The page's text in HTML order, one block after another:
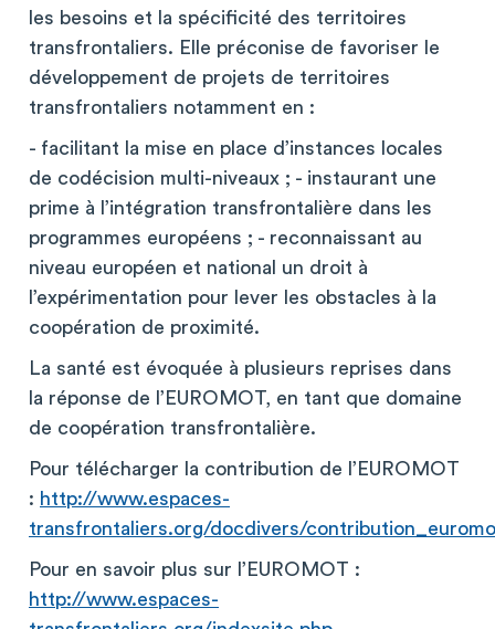
les besoins et la spécificité des territoires
transfrontaliers. Elle préconise de favoriser le
développement de projets de territoires
transfrontaliers notamment en :
- facilitant la mise en place d’instances locales
de codécision multi-niveaux ; - instaurant une
prime à l’intégration transfrontalière dans les
programmes européens ; - reconnaissant au
niveau européen et national un droit à
l’expérimentation pour lever les obstacles à la
coopération de proximité.
La santé est évoquée à plusieurs reprises dans
la réponse de l’EUROMOT, en tant que domaine
de coopération transfrontalière.
Pour télécharger la contribution de l’EUROMOT
: http://www.espaces-
transfrontaliers.org/docdivers/
Pour en savoir plus sur l’EUROMOT :
http://www.espaces-